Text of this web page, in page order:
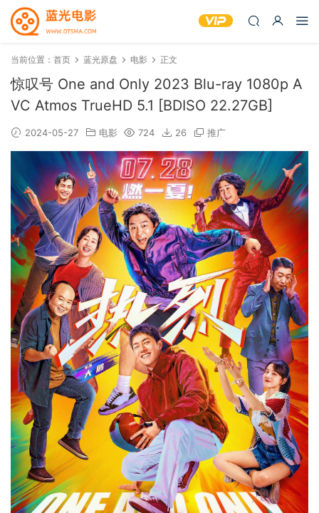
当前位置： 首页 蓝光原盘 电影 正文
惊叹号 One and Only 2023 Blu-ray 1080p A
VC Atmos TrueHD 5.1 [BDISO 22.27GB]
2024-05-27 电影 724 26 推广